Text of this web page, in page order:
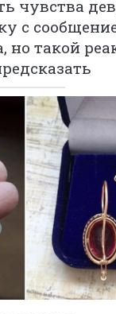
чувства
с
но такой